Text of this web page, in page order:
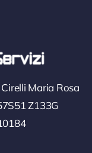
Maria Rosa
Z133G